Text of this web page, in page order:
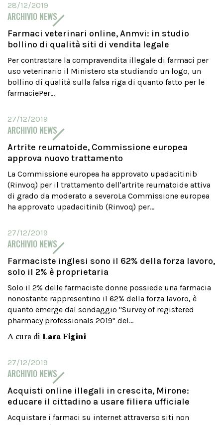
28/12/2019
ARCHIVIO NEWS
Farmaci veterinari online, Anmvi: in studio
bollino di qualità siti di vendita legale
Per contrastare la compravendita illegale di farmaci per
uso veterinario il Ministero sta studiando un logo, un
bollino di qualità sulla falsa riga di quanto fatto per le
farmaciePer...
27/12/2019
ARCHIVIO NEWS
Artrite reumatoide, Commissione europea
approva nuovo trattamento
La Commissione europea ha approvato upadacitinib
(Rinvoq) per il trattamento dell'artrite reumatoide attiva
di grado da moderato a severoLa Commissione europea
ha approvato upadacitinib (Rinvoq) per...
27/12/2019
ARCHIVIO NEWS
Farmaciste inglesi sono il 62% della forza lavoro,
solo il 2% è proprietaria
Solo il 2% delle farmaciste donne possiede una farmacia
nonostante rappresentino il 62% della forza lavoro, è
quanto emerge dal sondaggio "Survey of registered
pharmacy professionals 2019" del...
A cura di Lara Figini
27/12/2019
ARCHIVIO NEWS
Acquisti online illegali in crescita, Mirone:
educare il cittadino a usare filiera ufficiale
Acquistare i farmaci su internet attraverso siti non